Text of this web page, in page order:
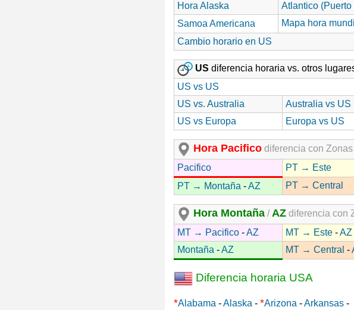
Hora Alaska
Atlantico (Puerto
Samoa Americana
Mapa hora
Cambio horario en US
US diferencia horaria vs. otros
US vs US
US vs. Australia
Australia vs US
US vs Europa
Europa vs US
Hora Pacifico diferencia con
Pacifico
PT → Este
PT → Montaña -AZ PT → Central
Hora Montaña /AZ diferencia con
MT → Pacifico -AZ MT → Este -AZ
Montaña -AZ MT → Central -
Diferencia horaria USA
*Alabama -Alaska - *Arizona -Arkansas -